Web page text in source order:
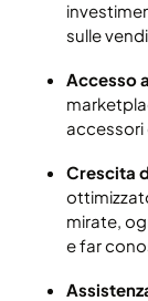
sulle
Accesso
accessori
Crescita
mirate,
e far